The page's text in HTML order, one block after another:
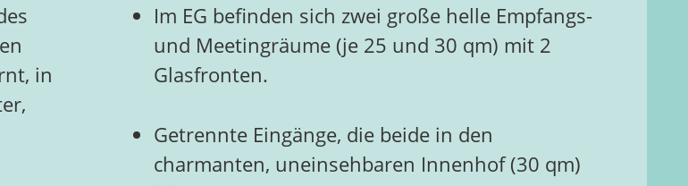
in
Im EG befinden sich zwei große helle Empfangs-
und Meetingräume (je 25 und 30 qm) mit 2
Glasfronten.
Getrennte Eingänge, die beide in den
charmanten, uneinsehbaren Innenhof (30 qm)